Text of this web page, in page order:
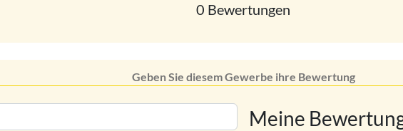
0 Bewertungen
Geben Sie diesem Gewerbe ihre Bewertung
Meine